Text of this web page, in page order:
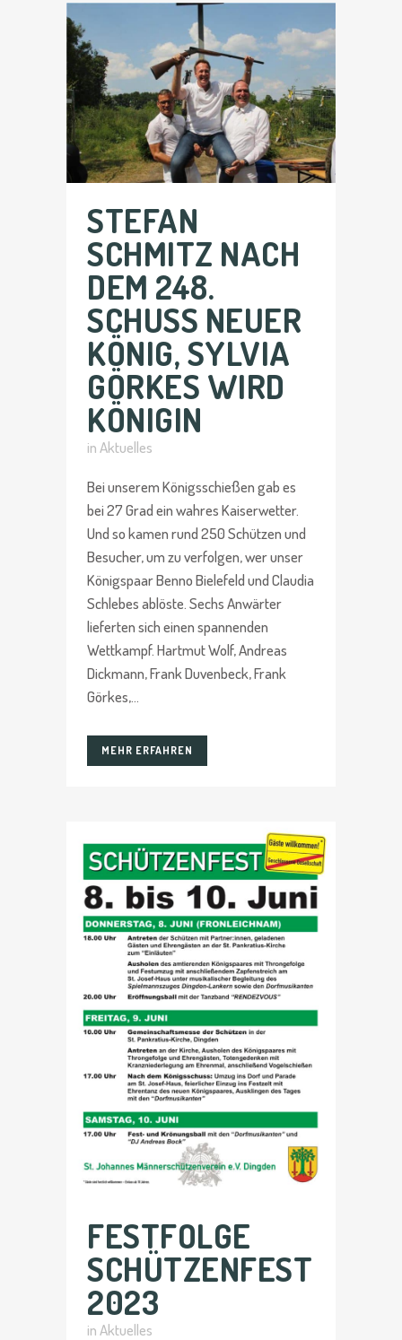
STEFAN
SCHMITZ NACH
DEM 248.
SCHUSS NEUER
KÖNIG, SYLVIA
GÖRKES WIRD
KÖNIGIN
inAktuelles
Bei unserem Königsschießen gab es
bei 27 Grad ein wahres Kaiserwetter.
Und so kamen rund 250 Schützen und
Besucher, um zu verfolgen, wer unser
Königspaar Benno Bielefeld und Claudia
Schlebes ablöste. Sechs Anwärter
lieferten sich einen spannenden
Wettkampf. Hartmut Wolf, Andreas
Dickmann, Frank Duvenbeck, Frank
Görkes,...
MEHR ERFAHREN
FESTFOLGE
SCHÜTZENFEST
2023
inAktuelles